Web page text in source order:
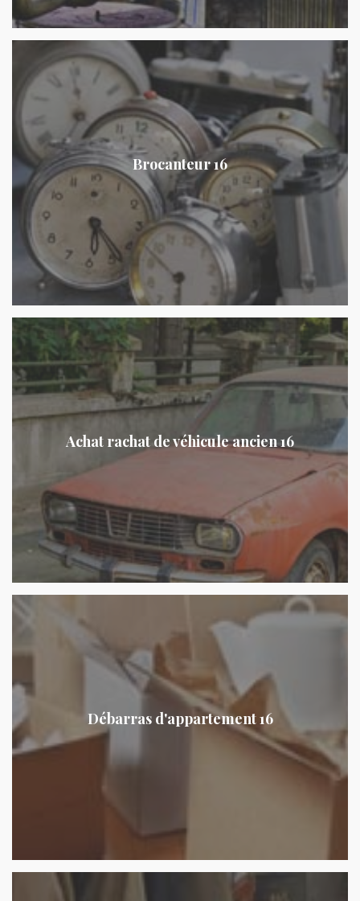
Brocanteur 16
Achat rachat de véhicule ancien 16
Débarras d'appartement 16